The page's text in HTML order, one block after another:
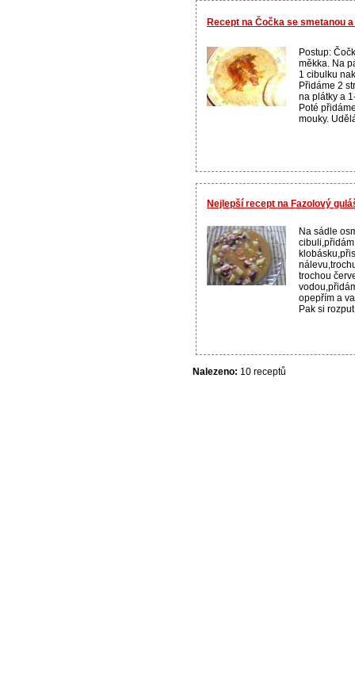
Recept na Čočka se smetanou
Postup:
měkka. Na
1 cibulku
Přidáme 2
na plátky a
Poté
mouky.
Nejlepší recept na Fazolový
Na sádle
trochou
opepřím a
Pak si
Nalezeno: 10 receptů